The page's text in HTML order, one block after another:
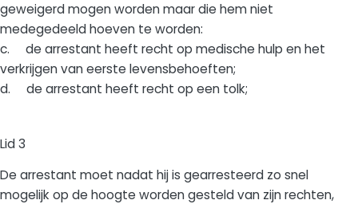
geweigerd mogen worden maar die hem niet
medegedeeld hoeven te worden:
c. de arrestant heeft recht op medische hulp en het
verkrijgen van eerste levensbehoeften;
d. de arrestant heeft recht op een tolk;
Lid 3
De arrestant moet nadat hij is gearresteerd zo snel
mogelijk op de hoogte worden gesteld van zijn rechten,